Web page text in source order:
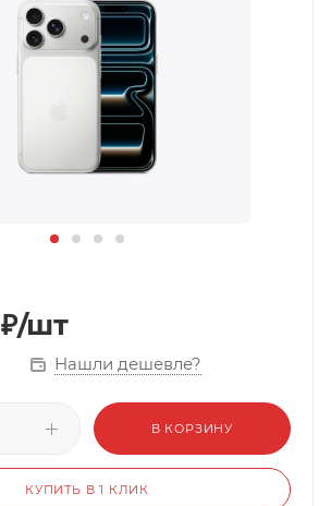
₽/шт
Нашли дешевле?
В КОРЗИНУ
КУПИТЬ В 1 КЛИК